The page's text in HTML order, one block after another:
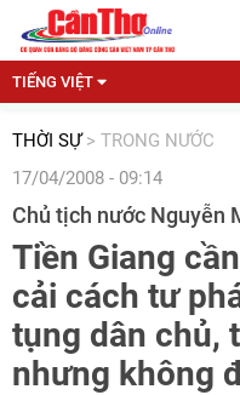
TIẾNG VIỆT
THỜI SỰ > TRONG NƯỚC
17/04/2008 - 09:14
Chủ tịch nước Nguyễn
Tiền Giang
cải cách tư
tụng dân chủ,
nhưng không